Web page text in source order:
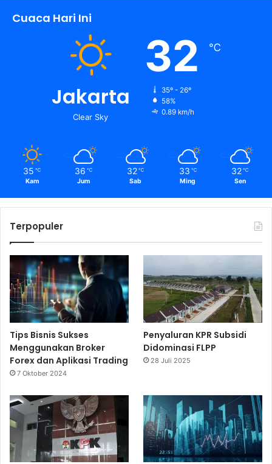
Cuaca Hari Ini
Jakarta
Clear Sky
32 ℃
35º - 26º
58%
0.89 km/h
35 ℃
Kam
36 ℃
Jum
32 ℃
Sab
33 ℃
Ming
32 ℃
Sen
Terpopuler
Tips Bisnis Sukses
Menggunakan Broker
Forex dan Aplikasi Trading
7 Oktober 2024
Penyaluran KPR Subsidi
Didominasi FLPP
28 Juli 2025